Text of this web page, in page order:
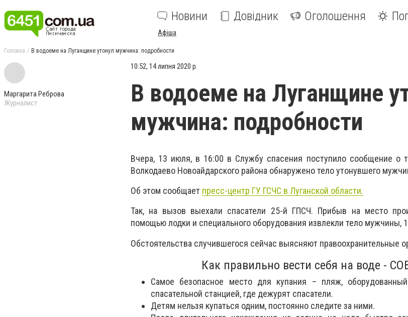
Новини Довідник Оголошення
Афіша
Головна В водоеме на Луганщине утонул мужчина: подробности
Маргарита Реброва
Журналист
10:52, 14 липня 2020 р.
В водоеме на Луганщине
мужчина: подробности
Вчера, 13 июля, в 16:00 в Службу спасения поступило сообщение о
Волкодаево Новоайдарского района обнаружено тело утонувшего
Об этом сообщает пресс-центр ГУ ГСЧС в Луганской области.
Так, на вызов выехали спасатели 25-й ГПСЧ. Прибыв на место
помощью лодки и специального оборудования извлекли тело мужчины,
Обстоятельства случившегося сейчас выясняют правоохранительные
Как правильно вести себя на воде -
Самое безопасное место для купания – пляж,
спасательной станцией, где дежурят спасатели.
Детям нельзя купаться одним, постоянно следите за ними.